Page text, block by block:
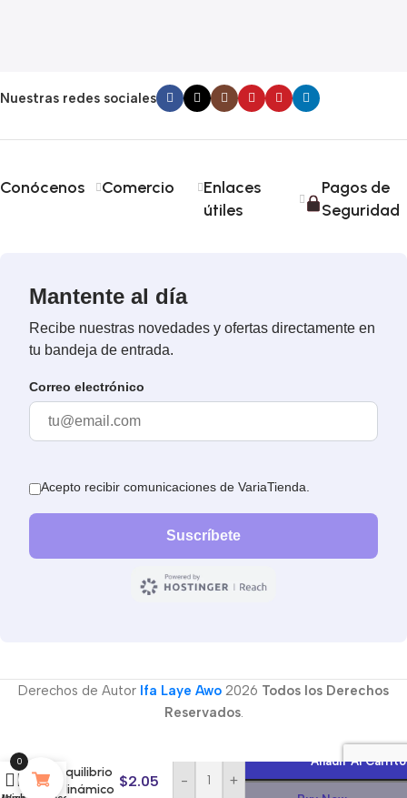
Nuestras redes sociales
Conócenos Comercio
Enlaces
útiles
Pagos de
Seguridad
Derechos de Autor Ifa Laye Awo 2026 Todos los Derechos
Reservados.
Equilibrio
dinámico $2.05 - +
Añadir Al Carrito
0